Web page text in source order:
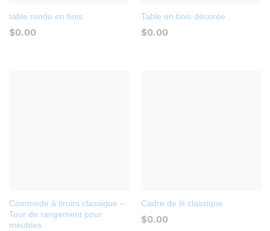
table ronde en bois
$0.00
Table en bois décorée
$0.00
Commode à tiroirs classique –
Tour de rangement pour
meubles
Cadre de lit classique
$0.00